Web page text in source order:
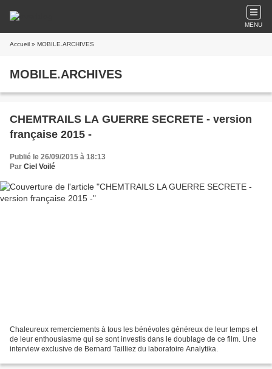
MENU
Accueil » MOBILE.ARCHIVES
MOBILE.ARCHIVES
CHEMTRAILS LA GUERRE SECRETE - version
française 2015 -
Publié le 26/09/2015 à 18:13
Par Ciel Voilé
Chaleureux remerciements à tous les bénévoles généreux de leur temps et
de leur enthousiasme qui se sont investis dans le doublage de ce film. Une
interview exclusive de Bernard Tailliez du laboratoire Analytika.